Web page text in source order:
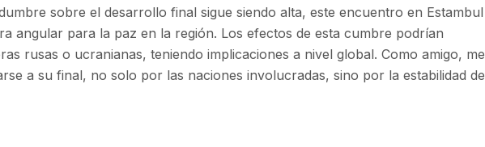
sobre el desarrollo final sigue siendo alta, este encuentro en Estambul
angular para la paz en la región. Los efectos de esta cumbre podrían
rusas o ucranianas, teniendo implicaciones a nivel global. Como amigo, me
a su final, no solo por las naciones involucradas, sino por la estabilidad de